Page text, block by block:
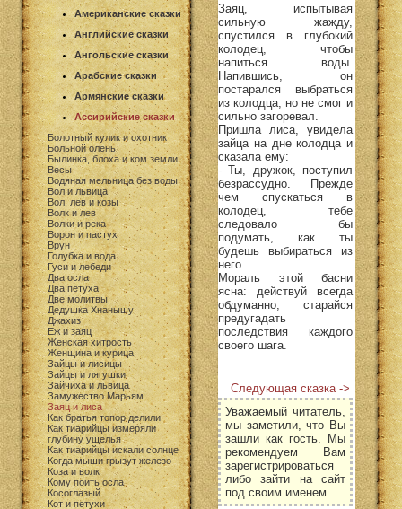
Американские сказки
Английские сказки
Ангольские сказки
Арабские сказки
Армянские сказки
Ассирийские сказки
Болотный кулик и охотник
Больной олень
Былинка, блоха и ком земли
Весы
Водяная мельница без воды
Вол и львица
Вол, лев и козы
Волк и лев
Волки и река
Ворон и пастух
Врун
Голубка и вода
Гуси и лебеди
Два осла
Два петуха
Две молитвы
Дедушка Хнанышу
Джахиз
Еж и заяц
Женская хитрость
Женщина и курица
Зайцы и лисицы
Зайцы и лягушки
Зайчиха и львица
Замужество Марьям
Заяц и лиса
Как братья топор делили
Как тиарийцы измеряли
глубину ущелья
Как тиарийцы искали солнце
Когда мыши грызут железо
Коза и волк
Кому поить осла
Косоглазый
Кот и петухи
Заяц, испытывая
сильную жажду,
спустился в глубокий
колодец, чтобы
напиться воды.
Напившись, он
постарался выбраться
из колодца, но не смог и
сильно загоревал.
Пришла лиса, увидела
зайца на дне колодца и
сказала ему:
- Ты, дружок, поступил
безрассудно. Прежде
чем спускаться в
колодец, тебе
следовало бы
подумать, как ты
будешь выбираться из
него.
Мораль этой басни
ясна: действуй всегда
обдуманно, старайся
предугадать
последствия каждого
своего шага.
Следующая сказка ->
Уважаемый читатель,
мы заметили, что Вы
зашли как гость. Мы
рекомендуем Вам
зарегистрироваться
либо зайти на сайт
под своим именем.